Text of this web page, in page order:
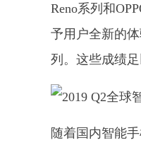
Reno系列和
予用户全新的
列。这些成绩足
随着国内智能